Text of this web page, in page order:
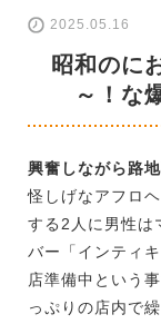
2025.05.16
昭和のに
～！な
興奮しながら路
怪しげなアフロ
する2人に男性は
バー「インティ
店準備中という
っぷりの店内で